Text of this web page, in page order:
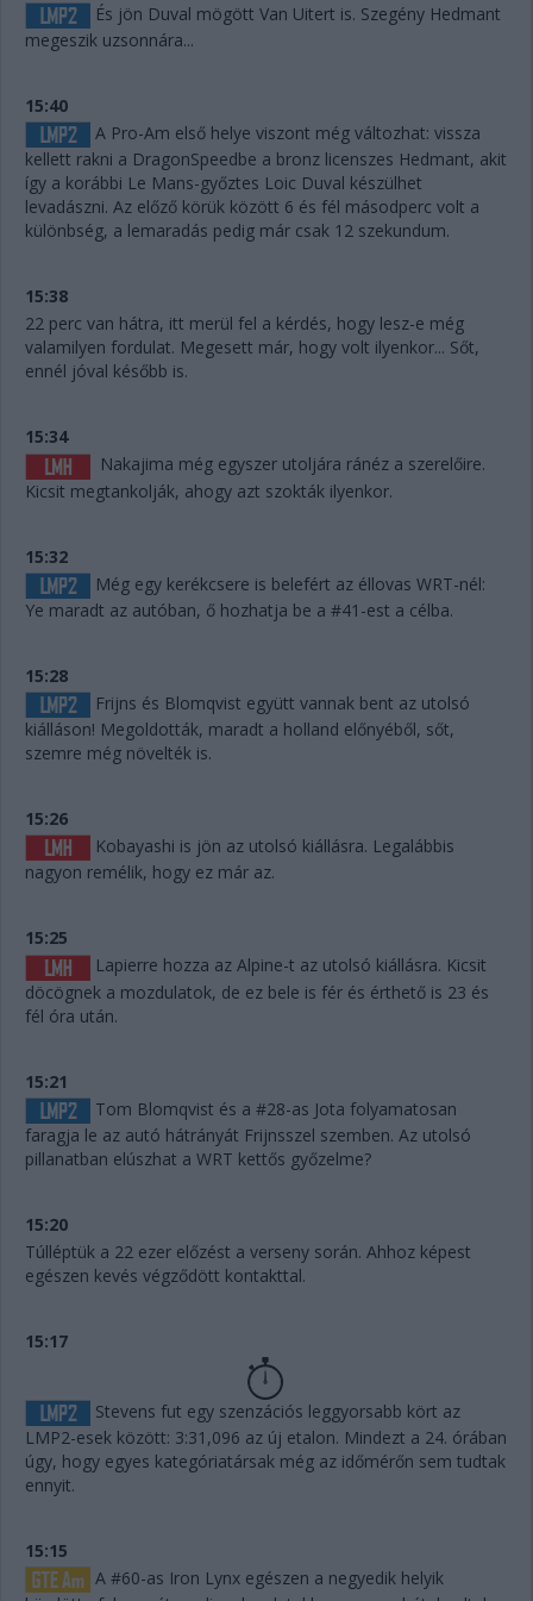
És jön Duval mögött Van Uitert is. Szegény Hedmant
megeszik uzsonnára...
15:40
A Pro-Am első helye viszont még változhat: vissza
kellett rakni a DragonSpeedbe a bronz licenszes Hedmant, akit
így a korábbi Le Mans-győztes Loic Duval készülhet
levadászni. Az előző körük között 6 és fél másodperc volt a
különbség, a lemaradás pedig már csak 12 szekundum.
15:38
22 perc van hátra, itt merül fel a kérdés, hogy lesz-e még
valamilyen fordulat. Megesett már, hogy volt ilyenkor... Sőt,
ennél jóval később is.
15:34
Nakajima még egyszer utoljára ránéz a szerelőire.
Kicsit megtankolják, ahogy azt szokták ilyenkor.
15:32
Még egy kerékcsere is belefért az éllovas WRT-nél:
Ye maradt az autóban, ő hozhatja be a #41-est a célba.
15:28
Frijns és Blomqvist együtt vannak bent az utolsó
kiálláson! Megoldották, maradt a holland előnyéből, sőt,
szemre még növelték is.
15:26
Kobayashi is jön az utolsó kiállásra. Legalábbis
nagyon remélik, hogy ez már az.
15:25
Lapierre hozza az Alpine-t az utolsó kiállásra. Kicsit
döcögnek a mozdulatok, de ez bele is fér és érthető is 23 és
fél óra után.
15:21
Tom Blomqvist és a #28-as Jota folyamatosan
faragja le az autó hátrányát Frijnsszel szemben. Az utolsó
pillanatban elúszhat a WRT kettős győzelme?
15:20
Túlléptük a 22 ezer előzést a verseny során. Ahhoz képest
egészen kevés végződött kontakttal.
15:17
Stevens fut egy szenzációs leggyorsabb kört az
LMP2-esek között: 3:31,096 az új etalon. Mindezt a 24. órában
úgy, hogy egyes kategóriatársak még az időmérőn sem tudtak
ennyit.
15:15
A #60-as Iron Lynx egészen a negyedik helyik